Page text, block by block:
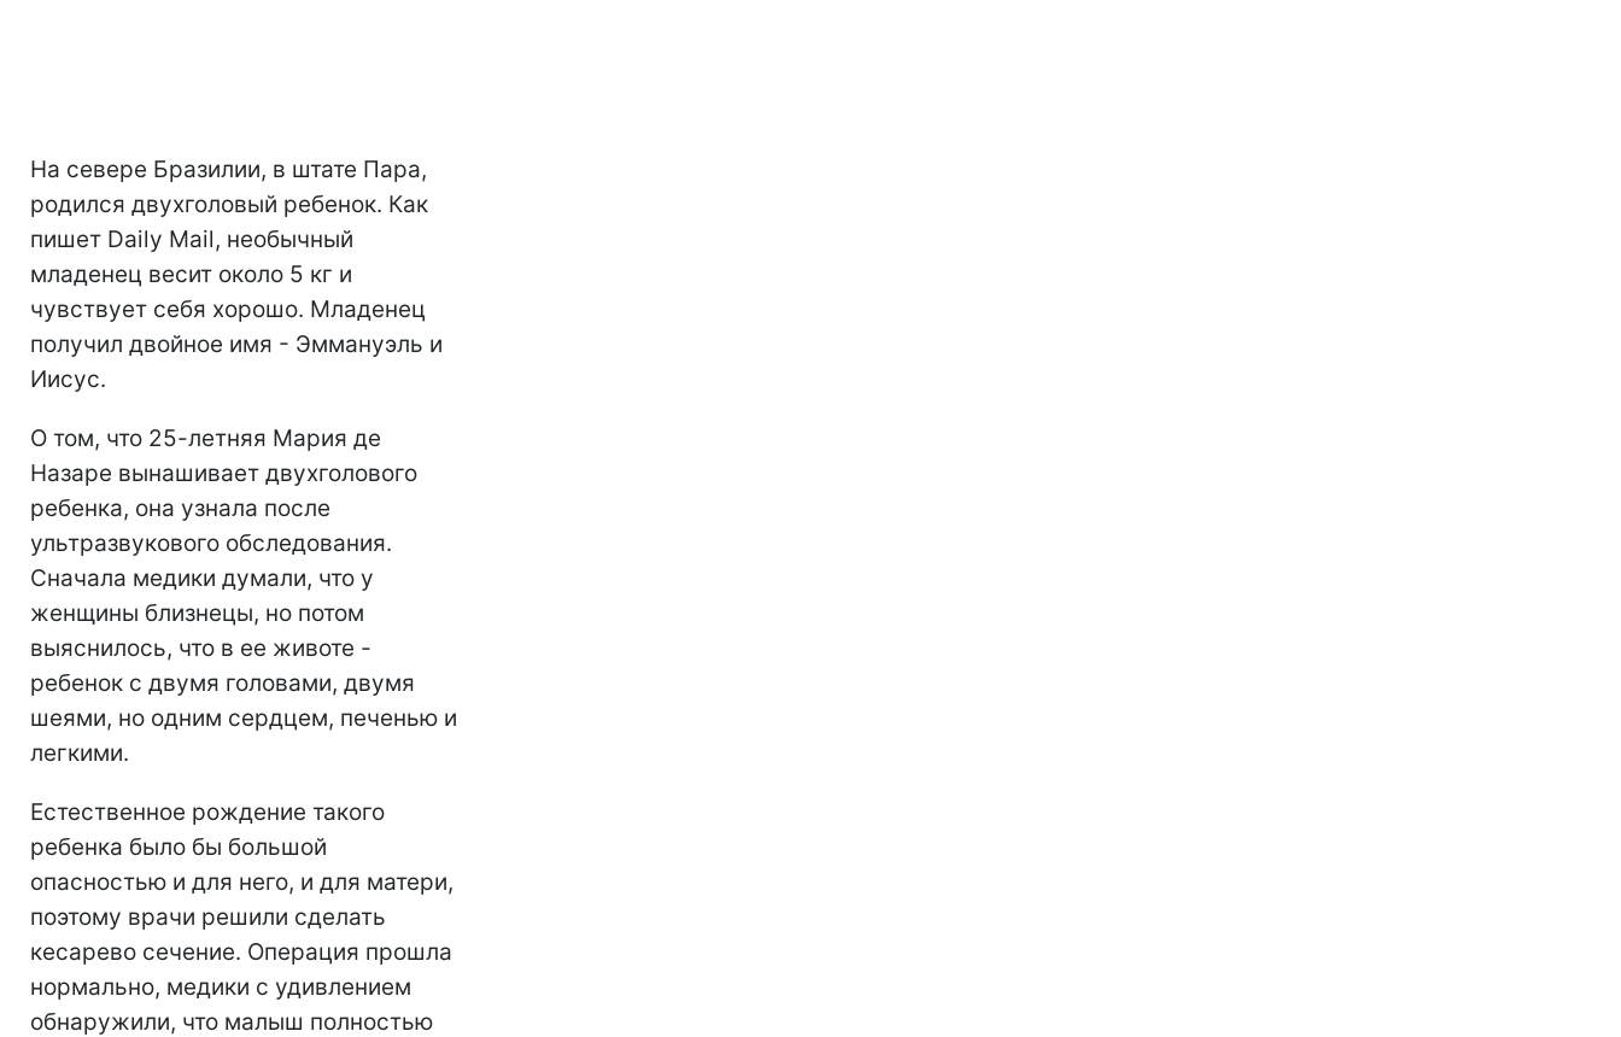
На севере Бразилии, в штате Пара,
родился двухголовый ребенок. Как
пишет Daily Mail, необычный
младенец весит около 5 кг и
чувствует себя хорошо. Младенец
получил двойное имя - Эммануэль и
Иисус.
О том, что 25-летняя Мария де
Назаре вынашивает двухголового
ребенка, она узнала после
ультразвукового обследования.
Сначала медики думали, что у
женщины близнецы, но потом
выяснилось, что в ее животе -
ребенок с двумя головами, двумя
шеями, но одним сердцем, печенью и
легкими.
Естественное рождение такого
ребенка было бы большой
опасностью и для него, и для матери,
поэтому врачи решили сделать
кесарево сечение. Операция прошла
нормально, медики с удивлением
обнаружили, что малыш полностью